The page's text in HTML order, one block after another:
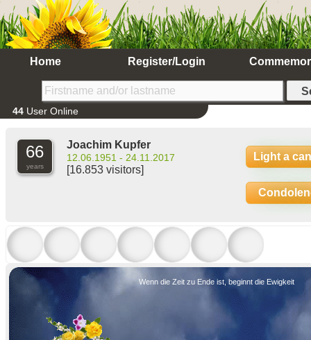
Home Register/Login
44 User Online
66
years
Joachim Kupfer
12.06.1951 - 24.11.2017
[16.853 visitors]
Light a
Wenn die Zeit zu Ende ist, beginnt die Ewigkeit